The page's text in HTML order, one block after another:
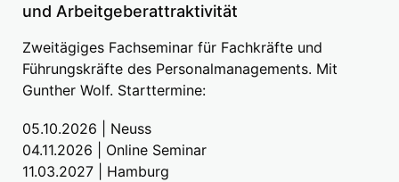
und Arbeitgeberattraktivität
Zweitägiges Fachseminar für Fachkräfte und
Führungskräfte des Personalmanagements. Mit
Gunther Wolf. Starttermine:
05.10.2026 | Neuss
04.11.2026 | Online Seminar
11.03.2027 | Hamburg